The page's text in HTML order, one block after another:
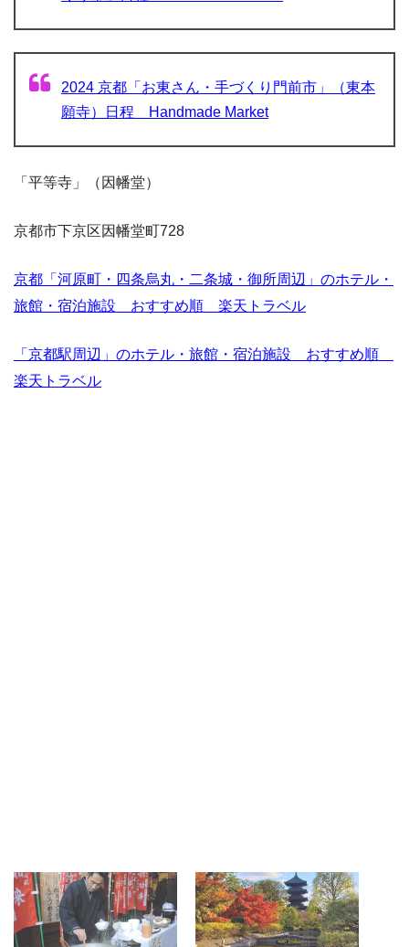
2024 京都「お東さん・手づくり門前市」（東本
願寺）日程 Handmade Market
「平等寺」（因幡堂）
京都市下京区因幡堂町728
京都「河原町・四条烏丸・二条城・御所周辺」のホテル・
旅館・宿泊施設 おすすめ順 楽天トラベル
「京都駅周辺」のホテル・旅館・宿泊施設 おすすめ順
楽天トラベル